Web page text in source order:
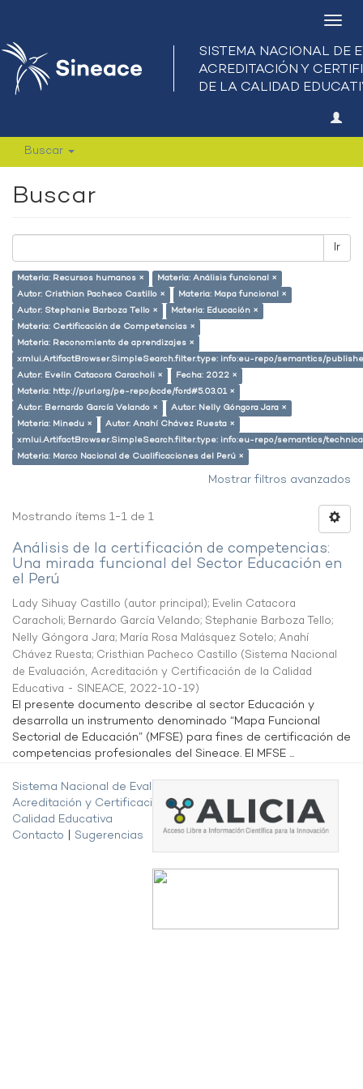
Buscar
Buscar
Ir
Materia: Recursos humanos ×
Materia: Análisis funcional ×
Autor: Cristhian Pacheco Castillo ×
Materia: Mapa funcional ×
Autor: Stephanie Barboza Tello ×
Materia: Educación ×
Materia: Certificación de Competencias ×
Materia: Reconomiento de aprendizajes ×
xmlui.ArtifactBrowser.SimpleSearch.filter.type: info:eu-repo/semantics/
Autor: Evelin Catacora Caracholi ×
Fecha: 2022 ×
Materia: http://purl.org/pe-repo/ocde/ford#5.03.01 ×
Autor: Bernardo García Velando ×
Autor: Nelly Góngora Jara ×
Materia: Minedu ×
Autor: Anahí Chávez Ruesta ×
xmlui.ArtifactBrowser.SimpleSearch.filter.type: info:eu-repo/semantics/
Materia: Marco Nacional de Cualificaciones del Perú ×
Mostrar filtros avanzados
Mostrando ítems 1-1 de 1
Análisis de la certificación de competencias:
Una mirada funcional del Sector Educación en
el Perú
Lady Sihuay Castillo (autor principal); Evelin Catacora
Caracholi; Bernardo García Velando; Stephanie Barboza Tello;
Nelly Góngora Jara; María Rosa Malásquez Sotelo; Anahí
Chávez Ruesta; Cristhian Pacheco Castillo (Sistema Nacional
de Evaluación, Acreditación y Certificación de la Calidad
Educativa - SINEACE, 2022-10-19)
El presente documento describe al sector Educación y
desarrolla un instrumento denominado “Mapa Funcional
Sectorial de Educación” (MFSE) para fines de certificación de
competencias profesionales del Sineace. El MFSE ...
Sistema Nacional de Evaluación,
Acreditación y Certificación de la
Calidad Educativa
Contacto
Sugerencias